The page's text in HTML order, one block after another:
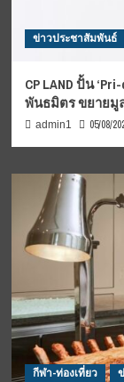
ข่าวประชาสัมพันธ์
CP LAND ปั้น
พันธมิตร ขยายมู
admin1 05/08/
กีฬา-ท่องเที่ยว